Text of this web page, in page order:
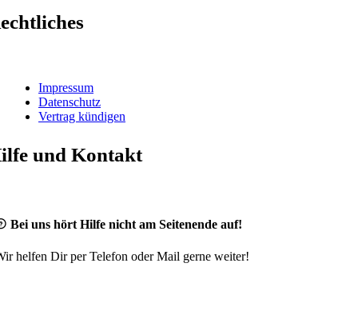
Impressum
Datenschutz
Vertrag kündigen
und Kontakt
Bei uns hört Hilfe nicht am Seitenende auf!
helfen Dir per Telefon oder Mail gerne weiter!